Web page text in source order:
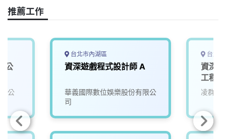
推薦工作
公
公
台北市內湖區
資深遊戲程式設計師 A
華義國際數位娛樂股份有限公
司
台北
資深
工程
凌群電